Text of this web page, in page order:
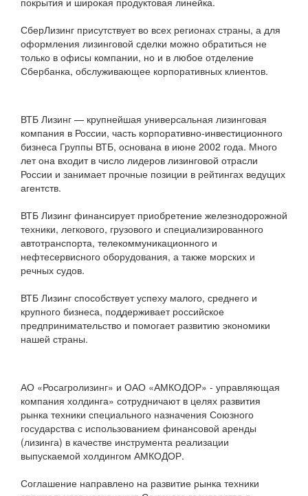
СберЛизинг присутствует во всех регионах страны, а для
оформления лизинговой сделки можно обратиться не
только в офисы компании, но и в любое отделение
Сбербанка, обслуживающее корпоративных клиентов.
ВТБ Лизинг — крупнейшая универсальная лизинговая
компания в России, часть корпоративно-инвестиционного
бизнеса Группы ВТБ, основана в июне 2002 года. Много
лет она входит в число лидеров лизинговой отрасли
России и занимает прочные позиции в рейтингах ведущих
агентств.
ВТБ Лизинг финансирует приобретение железнодорожной
техники, легкового, грузового и специализированного
автотранспорта, телекоммуникационного и
нефтесервисного оборудования, а также морских и
речных судов.
ВТБ Лизинг способствует успеху малого, среднего и
крупного бизнеса, поддерживает российское
предпринимательство и помогает развитию экономики
нашей страны.
АО «Росагролизинг» и ОАО «АМКОДОР» - управляющая
компания холдинга» сотрудничают в целях развития
рынка техники специального назначения Союзного
государства с использованием финансовой аренды
(лизинга) в качестве инструмента реализации
выпускаемой холдингом АМКОДОР.
Соглашение направлено на развитие рынка техники